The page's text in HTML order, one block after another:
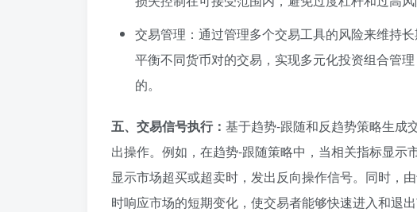
交易管理：通过管理多个交易工具的风险来维持
平衡不同货币对的交易，实现多元化投资组合管
的。
五、交易信号执行： 基于趋势-跟随和反趋势策略生成
出操作。例如，在趋势-跟随策略中，当相关指标显
显示市场超买或超卖时，发出反向操作信号。同时，
时响应市场的短期变化，使交易者能够快速进入和退